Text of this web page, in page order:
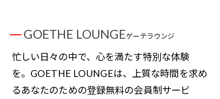
GOETHE LOUNGEゲーテラウンジ
忙しい日々の中で、心を満たす特別な体験
を。GOETHE LOUNGEは、上質な時間を求め
るあなたのための登録無料の会員制サービ